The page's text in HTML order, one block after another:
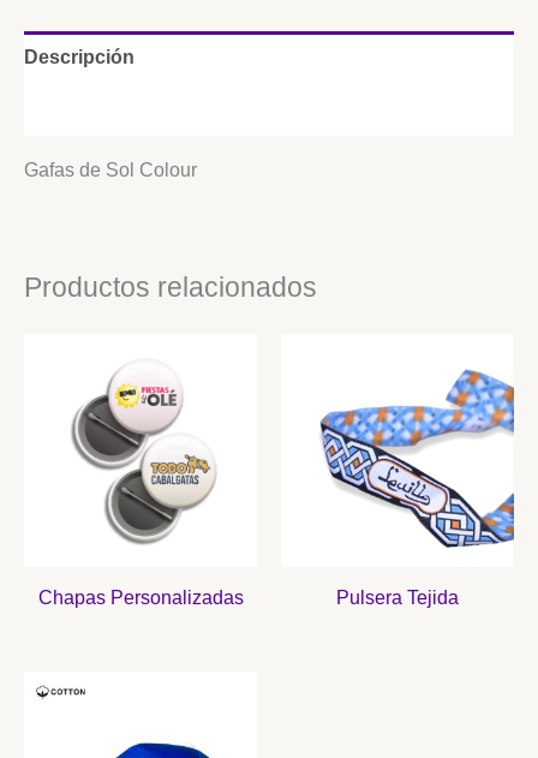
Descripción
Gafas de Sol Colour
Productos relacionados
Chapas Personalizadas Pulsera Tejida